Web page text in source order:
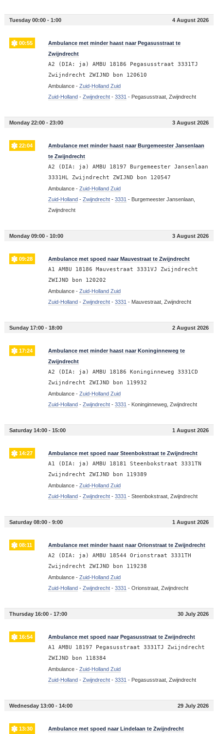
Tuesday 00:00 - 1:00 4 August 2026
00:55
Ambulance met minder haast naar Pegasusstraat te
Zwijndrecht
A2 (DIA: ja) AMBU 18186 Pegasusstraat 3331TJ
Zwijndrecht ZWIJND bon 120610
Ambulance - Zuid-Holland Zuid
Zuid-Holland - Zwijndrecht- 3331 - Pegasusstraat, Zwijndrecht
Monday 22:00 - 23:00 3 August 2026
22:04
Ambulance met minder haast naar Burgemeester Jansenlaan
te Zwijndrecht
A2 (DIA: ja) AMBU 18197 Burgemeester Jansenlaan
3331HL Zwijndrecht ZWIJND bon 120547
Ambulance - Zuid-Holland Zuid
Zuid-Holland - Zwijndrecht- 3331 - Burgemeester Jansenlaan,
Zwijndrecht
Monday 09:00 - 10:00 3 August 2026
09:28 Ambulance met spoed naar Mauvestraat te Zwijndrecht
A1 AMBU 18186 Mauvestraat 3331VJ Zwijndrecht
ZWIJND bon 120202
Ambulance - Zuid-Holland Zuid
Zuid-Holland - Zwijndrecht- 3331 - Mauvestraat, Zwijndrecht
Sunday 17:00 - 18:00 2 August 2026
17:24
Ambulance met minder haast naar Koninginneweg te
Zwijndrecht
A2 (DIA: ja) AMBU 18186 Koninginneweg 3331CD
Zwijndrecht ZWIJND bon 119932
Ambulance - Zuid-Holland Zuid
Zuid-Holland - Zwijndrecht- 3331 - Koninginneweg, Zwijndrecht
Saturday 14:00 - 15:00 1 August 2026
14:27 Ambulance met spoed naar Steenbokstraat te Zwijndrecht
A1 (DIA: ja) AMBU 18181 Steenbokstraat 3331TN
Zwijndrecht ZWIJND bon 119389
Ambulance - Zuid-Holland Zuid
Zuid-Holland - Zwijndrecht- 3331 - Steenbokstraat, Zwijndrecht
Saturday 08:00 - 9:00 1 August 2026
08:11 Ambulance met minder haast naar Orionstraat te Zwijndrecht
A2 (DIA: ja) AMBU 18544 Orionstraat 3331TH
Zwijndrecht ZWIJND bon 119238
Ambulance - Zuid-Holland Zuid
Zuid-Holland - Zwijndrecht- 3331 - Orionstraat, Zwijndrecht
Thursday 16:00 - 17:00 30 July 2026
16:54 Ambulance met spoed naar Pegasusstraat te Zwijndrecht
A1 AMBU 18197 Pegasusstraat 3331TJ Zwijndrecht
ZWIJND bon 118384
Ambulance - Zuid-Holland Zuid
Zuid-Holland - Zwijndrecht- 3331 - Pegasusstraat, Zwijndrecht
Wednesday 13:00 - 14:00 29 July 2026
13:30 Ambulance met spoed naar Lindelaan te Zwijndrecht